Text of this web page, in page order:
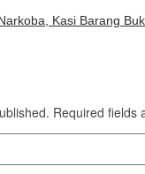
Kasi Barang
Required fields